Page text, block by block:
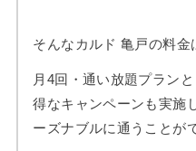
そんなカルド 亀戸の料金
月4回・通い放題プラン
得なキャンペーンも実施
ーズナブルに通うことが